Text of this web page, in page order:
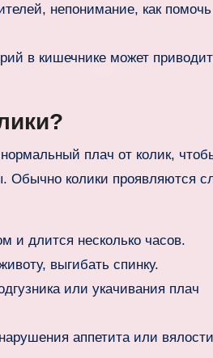
непонимание, как
в кишечнике может
плач от колик,
Обычно колики проявляются
и длится несколько часов.
выгибать спинку.
или укачивания плач
аппетита или